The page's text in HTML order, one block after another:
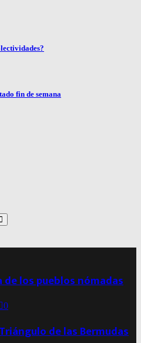
fin de semana
Search
los pueblos nómadas
0
de las Bermudas